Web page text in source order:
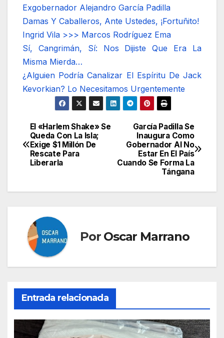
Exgobernador Alejandro García Padilla
Damas Y Caballeros, Ante Ustedes, ¡Fortuñito!
Ingrid Vila >>> Marcos Rodríguez Ema
Sí, Cangrimán, Sí: Nos Dijiste Que Era La
Misma Mierda…
¿Alguien Podría Canalizar El Espíritu De Jack
Kevorkian? Lo Necesitamos Urgentemente
Navegación
de
García Padilla Se
Inaugura Como
Gobernador Al No
Estar En El País
Cuando Se Forma La
Tángana
El «Harlem Shake» Se
Queda Con La Isla;
Exige $1 Millón De
Rescate Para
Liberarla
Por Oscar Marrano
Entrada relacionada